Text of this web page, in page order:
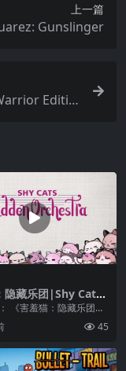
上一篇
Gunslinger
Editio
隐藏乐团|Shy Cats:
中文
《害羞猫：隐藏乐团》
的对象游戏，你需要找
意思演奏...
45